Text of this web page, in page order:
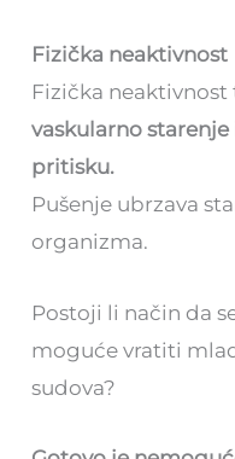
Fizička neaktivnost
Fizička neaktivnost
vaskularno
pritisku.
Pušenje ubrzava
organizma.
Postoji li način da
moguće vratiti
sudova?